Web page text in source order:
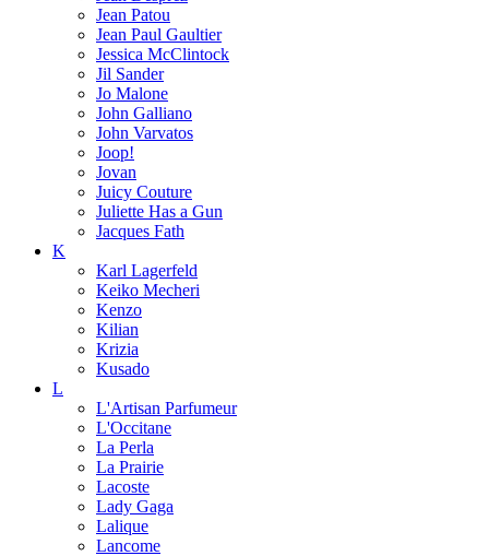
Jean Patou
Jean Paul Gaultier
Jessica McClintock
Jil Sander
Jo Malone
John Galliano
John Varvatos
Joop!
Jovan
Juicy Couture
Juliette Has a Gun
Jacques Fath
K
Karl Lagerfeld
Keiko Mecheri
Kenzo
Kilian
Krizia
Kusado
L
L'Artisan Parfumeur
L'Occitane
La Perla
La Prairie
Lacoste
Lady Gaga
Lalique
Lancome